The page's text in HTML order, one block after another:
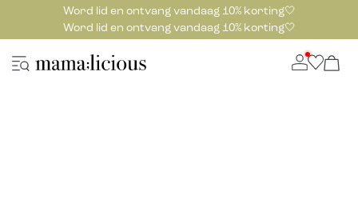
Word lid en ontvang vandaag 10% korting🤍
Word lid en ontvang vandaag 10% korting🤍